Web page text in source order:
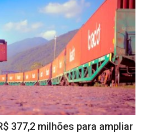
377,2 milhões para ampliar